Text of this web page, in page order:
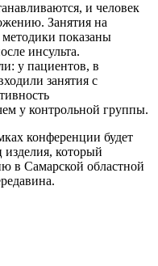
и человек
Занятия на
методики показаны
инсульта.
у пациентов, в
занятия с
у контрольной группы.
конференции будет
изделия, который
в Самарской областной